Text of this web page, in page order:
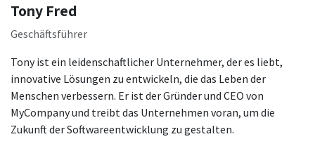
Tony Fred
Geschäftsführer
Tony ist ein leidenschaftlicher Unternehmer, der es liebt,
innovative Lösungen zu entwickeln, die das Leben der
Menschen verbessern. Er ist der Gründer und CEO von
MyCompany und treibt das Unternehmen voran, um die
Zukunft der Softwareentwicklung zu gestalten.